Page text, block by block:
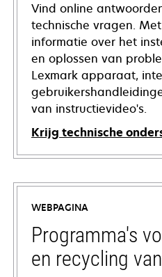
Vind online
technische vragen.
informatie over het
en oplossen van
Lexmark apparaat,
van instructievideo's.
Krijg technische
opens
in
new
tab
WEBPAGINA
Programma's
en recycling